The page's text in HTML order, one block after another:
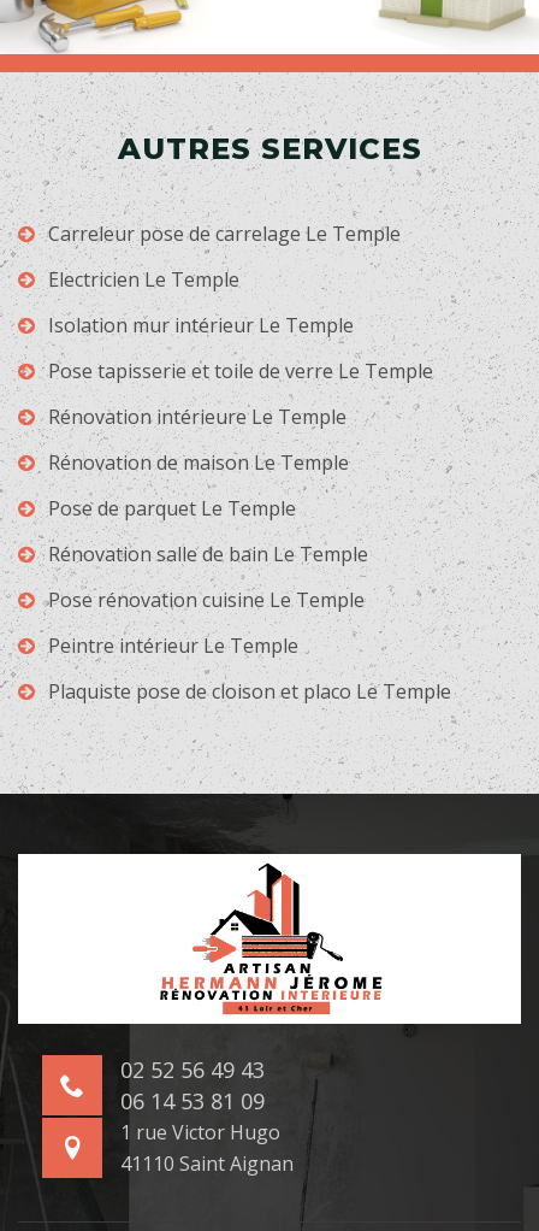
AUTRES SERVICES
Carreleur pose de carrelage Le Temple
Electricien Le Temple
Isolation mur intérieur Le Temple
Pose tapisserie et toile de verre Le Temple
Rénovation intérieure Le Temple
Rénovation de maison Le Temple
Pose de parquet Le Temple
Rénovation salle de bain Le Temple
Pose rénovation cuisine Le Temple
Peintre intérieur Le Temple
Plaquiste pose de cloison et placo Le Temple
02 52 56 49 43
06 14 53 81 09
1 rue Victor Hugo
41110 Saint Aignan